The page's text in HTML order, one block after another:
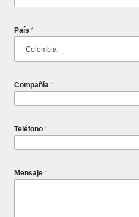
País *
Compañía *
Teléfono *
Mensaje *